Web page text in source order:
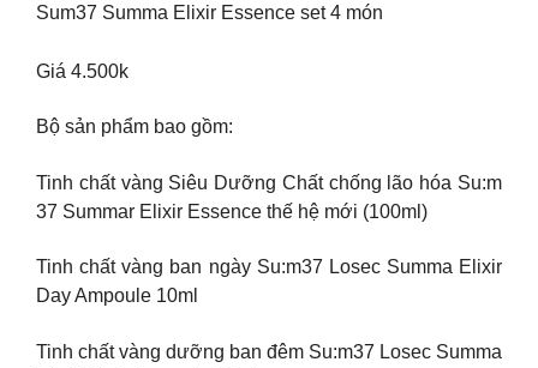
Sum37 Summa Elixir Essence set 4 món
Giá 4.500k
Bộ sản phẩm bao gồm:
Tinh chất vàng Siêu Dưỡng Chất chống lão hóa Su:m
37 Summar Elixir Essence thế hệ mới (100ml)
Tinh chất vàng ban ngày Su:m37 Losec Summa Elixir
Day Ampoule 10ml
Tinh chất vàng dưỡng ban đêm Su:m37 Losec Summa